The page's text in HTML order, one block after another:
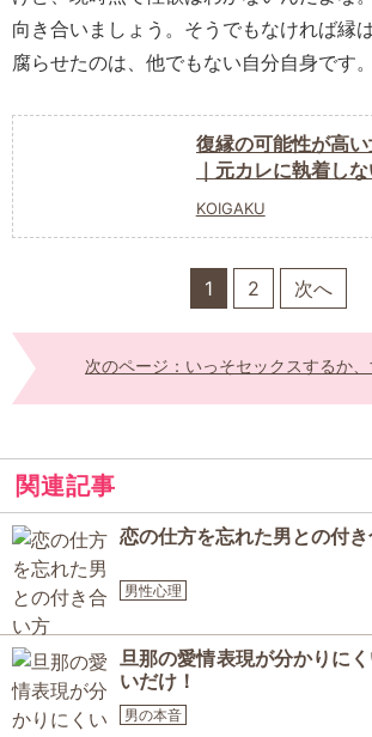
向き合いましょう。そうでもなければ縁
腐らせたのは、他でもない自分自身です。
復縁の可能性が高
｜元カレに執着し
KOIGAKU
1 2 次へ
次のページ：いっそセックスするか
関連記事
恋の仕方を忘れた男との付
男性心理
旦那の愛情表現が分かりに
いだけ！
男の本音